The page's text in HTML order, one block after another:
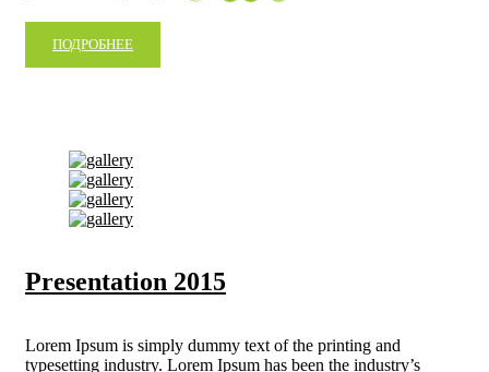
ПОДРОБНЕЕ
Presentation 2015
Lorem Ipsum is simply dummy text of the printing and
typesetting industry. Lorem Ipsum has been the industry’s